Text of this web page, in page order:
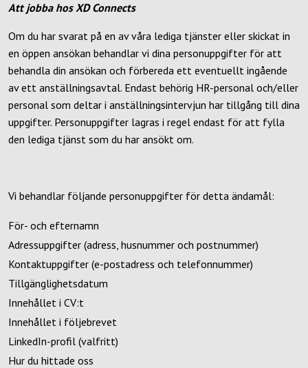
Att jobba hos XD Connects
Om du har svarat på en av våra lediga tjänster eller skickat in
en öppen ansökan behandlar vi dina personuppgifter för att
behandla din ansökan och förbereda ett eventuellt ingående
av ett anställningsavtal. Endast behörig HR-personal och/eller
personal som deltar i anställningsintervjun har tillgång till dina
uppgifter. Personuppgifter lagras i regel endast för att fylla
den lediga tjänst som du har ansökt om.
Vi behandlar följande personuppgifter för detta ändamål:
För- och efternamn
Adressuppgifter (adress, husnummer och postnummer)
Kontaktuppgifter (e-postadress och telefonnummer)
Tillgänglighetsdatum
Innehållet i CV:t
Innehållet i följebrevet
LinkedIn-profil (valfritt)
Hur du hittade oss